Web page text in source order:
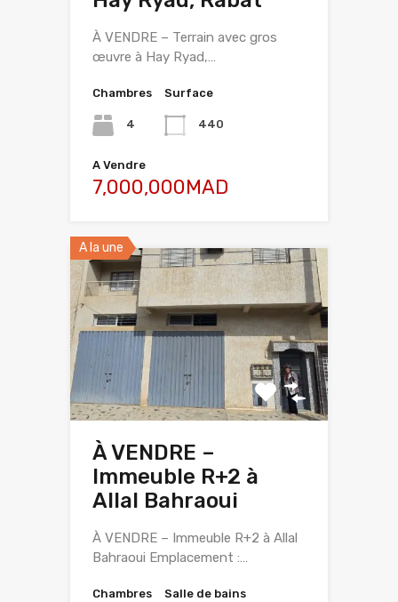
À VENDRE – Terrain avec gros
œuvre à Hay Ryad,…
Chambres
4
Surface
440
A Vendre
7,000,000MAD
A la une
À VENDRE –
Immeuble R+2 à
Allal Bahraoui
À VENDRE – Immeuble R+2 à Allal
Bahraoui Emplacement :…
Chambres Salle de bains